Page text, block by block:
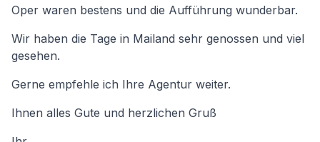
Oper waren bestens und die Aufführung wunderbar.
Wir haben die Tage in Mailand sehr genossen und viel
gesehen.
Gerne empfehle ich Ihre Agentur weiter.
Ihnen alles Gute und herzlichen Gruß